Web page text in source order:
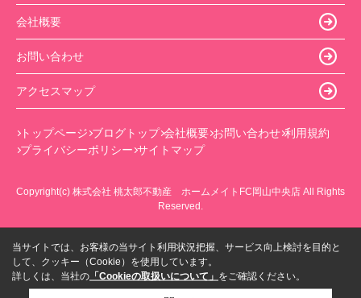
会社概要
お問い合わせ
アクセスマップ
トップページ ブログトップ 会社概要 お問い合わせ 利用規約
プライバシーポリシー サイトマップ
Copyright(c) 株式会社 桃太郎不動産 ホームメイトFC岡山中央店 All Rights
Reserved.
当サイトでは、お客様の当サイト利用状況把握、サービス向上検討を目的と
して、クッキー（Cookie）を使用しています。
詳しくは、当社の 「Cookieの取扱いについて」 をご確認ください。